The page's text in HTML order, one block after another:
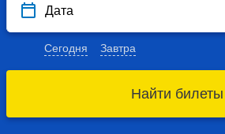
Дата
Сегодня Завтра
Найти билеты